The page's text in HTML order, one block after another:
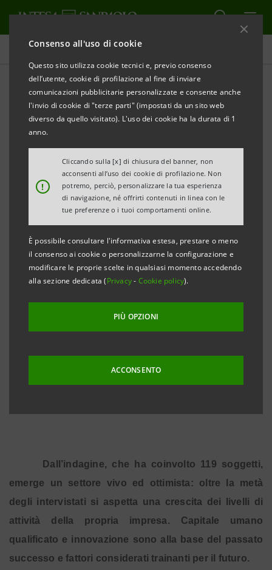
Consenso all'uso di cookie
Questo sito utilizza cookie tecnici e, previo consenso
dell’utente, cookie di profilazione al fine di inviare
comunicazioni pubblicitarie personalizzate e consente anche
l'invio di cookie di "terze parti" (impostati da un sito web
diverso da quello visitato). L'uso dei cookie ha la durata di 1
anno.
!
Cliccando sulla [x] di chiusura del banner, non
acconsenti all’uso dei cookie di profilazione. Non
potremo, perciò, personalizzare la tua esperienza
di navigazione, né offrirti contenuti in linea con le
tue preferenze o i tuoi comportamenti online.
È possibile consultare l'informativa estesa, prestare o meno
il consenso ai cookie o personalizzarne la configurazione e
modificare le proprie scelte in qualsiasi momento accedendo
alla sezione dedicata (Privacy- Cookie policy).
PIÙ OPZIONI
ACCONSENTO
Comunicati stampa
STAMPA
AGGIORNA
COMUNICATO STAMPA
INTESA SANPAOLO-MEDIOCREDITO ITALIANO
SULLE IMPRESE CULTURALI E CREATIVE
Presentati a Milano i risultati dell’indagine sulle
Studi e Ricerche di Intesa Sanpaolo, in
collaborazione con Mediocredito Italiano e grazie al
categoria del settore (AESVI, AGIS Lombardia, AIE,
Dall’indagine, che ha coinvolto 119 soggetti,
emerge un settore vivo ed ottimista: oltre la metà
degli intervistati si aspetta una crescita dei livelli di
attività della propria impresa. Capitale umano
qualificato e innovazione sono alla base del passato
successo e fattori considerati trainanti per il futuro.